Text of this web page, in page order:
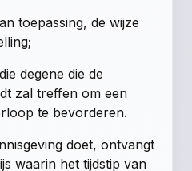
toepassing, de wijze
degene die de
zal treffen om een
te bevorderen.
doet, ontvangt
waarin het tijdstip van